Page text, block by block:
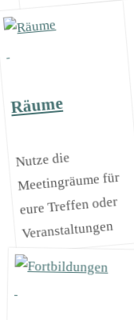
Räume
Nutze die
Meetingräume für
eure Treffen oder
Veranstaltungen